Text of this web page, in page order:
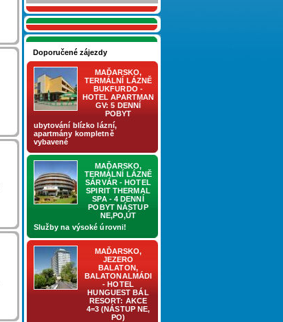
Doporučené zájezdy
MAĎARSKO,
TERMÁLNÍ LÁZNĚ
BUKFURDO -
HOTEL APARTMAN
GV: 5 DENNÍ
POBYT
ubytování blízko lázní,
apartmány kompletně
vybavené
MAĎARSKO,
TERMÁLNÍ LÁZNĚ
SÁRVÁR - HOTEL
SPIRIT THERMAL
SPA - 4 DENNÍ
POBYT NÁSTUP
NE,PO,ÚT
Služby na výsoké úrovni!
MAĎARSKO,
JEZERO
BALATON,
BALATONALMÁDI
- HOTEL
HUNGUEST BÁL
RESORT: AKCE
4=3 (NÁSTUP NE,
PO)